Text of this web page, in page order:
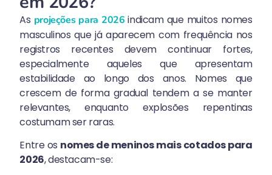
As projeções para 2026 indicam que muitos nomes
masculinos que já aparecem com frequência nos
registros recentes devem continuar fortes,
especialmente aqueles que apresentam
estabilidade ao longo dos anos. Nomes que
crescem de forma gradual tendem a se manter
relevantes, enquanto explosões repentinas
costumam ser raras.
Entre os nomes de meninos mais cotados para
2026, destacam-se: